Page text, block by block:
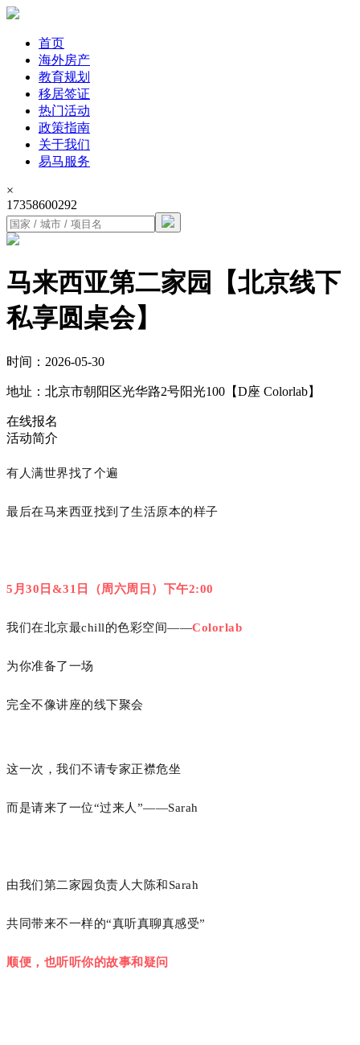
首页
海外房产
教育规划
移居签证
热门活动
政策指南
关于我们
易马服务
×
17358600292
马来西亚第二家园【北京线下
私享圆桌会】
时间：2026-05-30
地址：北京市朝阳区光华路2号阳光100【D座 Colorlab】
在线报名
活动简介
有人满世界找了个遍
最后在马来西亚找到了生活原本的样子
5月30日&31日（周六周日）下午2:00
我们在北京最chill的色彩空间——Colorlab
为你准备了一场
完全不像讲座的线下聚会
这一次，我们不请专家正襟危坐
而是请来了一位“过来人”——Sarah
由我们第二家园负责人大陈和Sarah
共同带来不一样的“真听真聊真感受”
顺便，也听听你的故事和疑问